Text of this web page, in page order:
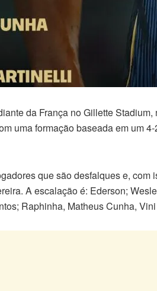
da França no Gillette
uma formação baseada em um
que são desfalques e, com
A escalação é: Ederson;
Raphinha, Matheus Cunha,